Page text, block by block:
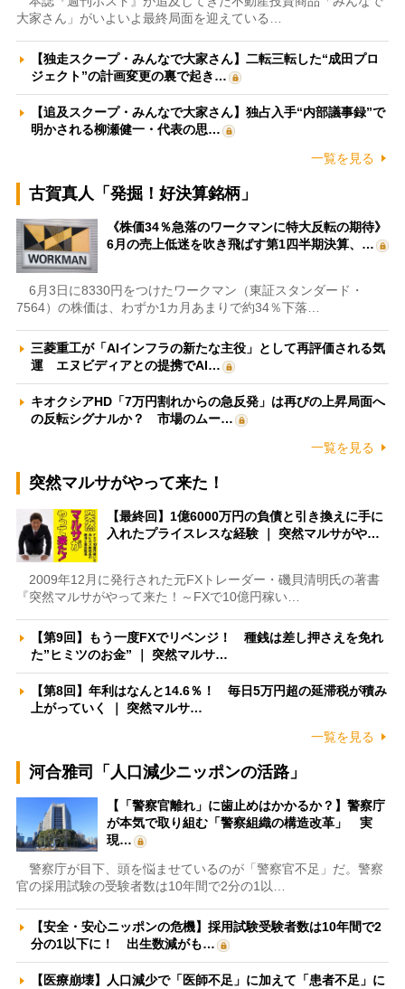
大家さん」がいよいよ最終局面を迎えている…
【独走スクープ・みんなで大家さん】二転三転した“成田プロ
ジェクト”の計画変更の裏で起き…
【追及スクープ・みんなで大家さん】独占入手“内部議事録”で
明かされる柳瀬健一・代表の思…
一覧を見る
古賀真人「発掘！好決算銘柄」
《株価34％急落のワークマンに特大反転の期待》
6月の売上低迷を吹き飛ばす第1四半期決算、…
6月3日に8330円をつけたワークマン（東証スタンダード・
7564）の株価は、わずか1カ月あまりで約34％下落…
三菱重工が「AIインフラの新たな主役」として再評価される気
運 エヌビディアとの提携でAI…
キオクシアHD「7万円割れからの急反発」は再びの上昇局面へ
の反転シグナルか？ 市場のムー…
一覧を見る
突然マルサがやって来た！
【最終回】1億6000万円の負債と引き換えに手に
入れたプライスレスな経験 ｜ 突然マルサがや…
2009年12月に発行された元FXトレーダー・磯貝清明氏の著書
『突然マルサがやって来た！～FXで10億円稼い…
【第9回】もう一度FXでリベンジ！ 種銭は差し押さえを免れ
た”ヒミツのお金” ｜ 突然マルサ…
【第8回】年利はなんと14.6％！ 毎日5万円超の延滞税が積み
上がっていく ｜ 突然マルサ…
一覧を見る
河合雅司「人口減少ニッポンの活路」
【「警察官離れ」に歯止めはかかるか？】警察庁
が本気で取り組む「警察組織の構造改革」 実
現…
警察庁が目下、頭を悩ませているのが「警察官不足」だ。警察
官の採用試験の受験者数は10年間で2分の1以…
【安全・安心ニッポンの危機】採用試験受験者数は10年間で2
分の1以下に！ 出生数減がも…
【医療崩壊】人口減少で「医師不足」に加えて「患者不足」に